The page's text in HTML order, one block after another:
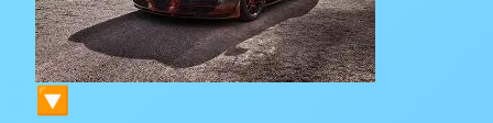
🔽